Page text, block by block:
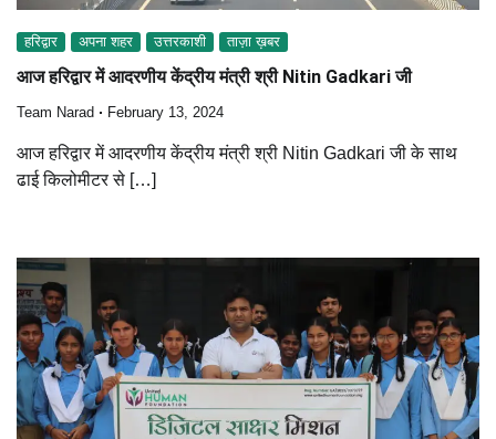
हरिद्वार अपना शहर उत्तरकाशी ताज़ा ख़बर
आज हरिद्वार में आदरणीय केंद्रीय मंत्री श्री Nitin Gadkari जी
Team Narad February 13, 2024
आज हरिद्वार में आदरणीय केंद्रीय मंत्री श्री Nitin Gadkari जी के साथ
ढाई किलोमीटर से […]